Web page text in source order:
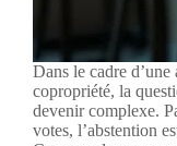
Dans le cadre d’une
copropriété, la
devenir complexe.
votes, l’abstention